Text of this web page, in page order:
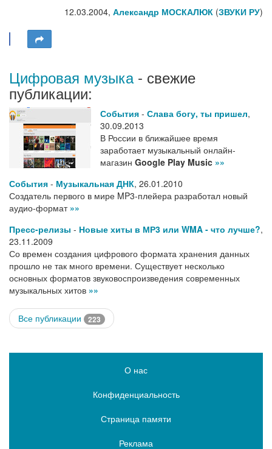
12.03.2004, Александр МОСКАЛЮК (ЗВУКИ РУ)
Цифровая музыка- свежие
публикации:
События - Слава богу, ты пришел,
30.09.2013
В России в ближайшее время
заработает музыкальный онлайн-
магазин Google Play Music »»
События - Музыкальная ДНК, 26.01.2010
Создатель первого в мире MP3-плейера разработал новый
аудио-формат »»
Пресс-релизы - Новые хиты в МР3 или WMA - что лучше?,
23.11.2009
Со времен создания цифрового формата хранения данных
прошло не так много времени. Существует несколько
основных форматов звуковоспроизведения современных
музыкальных хитов »»
Все публикации 223
О нас
Конфиденциальность
Страница памяти
Реклама